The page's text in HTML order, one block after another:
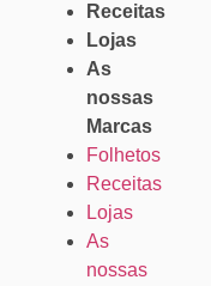
Receitas
Lojas
As
nossas
Marcas
Folhetos
Receitas
Lojas
As
nossas